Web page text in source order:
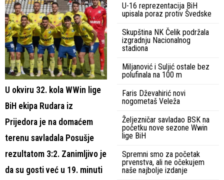
U okviru 32. kola WWin lige
BiH ekipa Rudara iz
Prijedora je na domaćem
terenu savladala Posušje
rezultatom 3:2. Zanimljivo je
da su gosti već u 19. minuti
U-16 reprezentacija BiH
upisala poraz protiv Švedske
Skupština NK Čelik podržala
izgradnju Nacionalnog
stadiona
Miljanović i Suljić ostale bez
polufinala na 100 m
Faris Dževahirić novi
nogometaš Veleža
Željezničar savladao BSK na
početku nove sezone Wwin
lige BiH
Spremni smo za početak
prvenstva, ali ne očekujem
naše najbolje izdanje